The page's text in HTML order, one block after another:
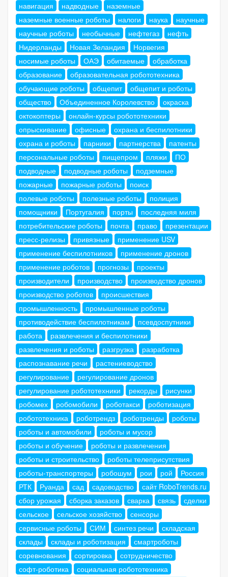
навигация
надводные
наземные
наземные военные роботы
налоги наука
научные
научные роботы
необычные нефтегаз
нефть
Нидерланды
Новая Зеландия
Норвегия
носимые роботы
ОАЭ обитаемые
обработка
образование
образовательная робототехника
обучающие роботы
общепит
общепит и роботы
общество
Объединенное Королевство
окраска
октокоптеры
онлайн-курсы робототехники
опрыскивание
офисные
охрана и беспилотники
охрана и роботы
парники партнерства
патенты
персональные роботы
пищепром пляжи
ПО
подводные
подводные роботы
подземные
пожарные
пожарные роботы
поиск
полевые роботы
полезные роботы
полиция
помощники
Португалия порты
последняя миля
потребительские роботы
почта право
презентации
пресс-релизы
привязные
применение USV
применение беспилотников
применение дронов
применение роботов
прогнозы
проекты
производители
производство
производство дронов
производство роботов
происшествия
промышленность
промышленные роботы
противодействие беспилотникам
псевдоспутники
работа
развлечения и беспилотники
развлечения и роботы
разгрузка
разработка
распознавание речи
растениеводство
регулирование
регулирование дронов
регулирование робототехники
рекорды
рисунки
робомех
робомобили роботакси
роботизация
робототехника
роботрендз роботренды
роботы
роботы и автомобили
роботы и мусор
роботы и обучение
роботы и развлечения
роботы и строительство
роботы телеприсутствия
роботы-транспортеры
робошум рои рой
Россия
РТК
Руанда сад садоводство
сайт RoboTrends.ru
сбор урожая
сборка заказов сварка связь
сделки
сельское
сельское хозяйство
сенсоры
сервисные роботы
СИМ синтез речи
складская
склады
склады и роботизация
смартроботы
соревнования
сортировка
сотрудничество
софт-роботика
социальная робототехника